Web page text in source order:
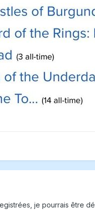
je pourrais être